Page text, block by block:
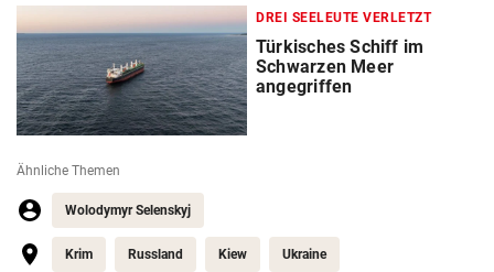
DREI SEELEUTE VERLETZT
Türkisches Schiff im
Schwarzen Meer
angegriffen
Ähnliche Themen
Wolodymyr Selenskyj
Krim Russland Kiew Ukraine